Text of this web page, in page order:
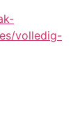
volledig-